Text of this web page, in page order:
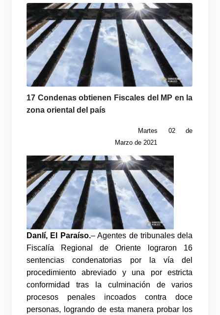
17 Condenas obtienen Fiscales del MP en la
zona oriental del país
Martes 02 de
Marzo de 2021
Danlí, El Paraíso.– Agentes de tribunales de la
Fiscalía Regional de Oriente lograron 16
sentencias condenatorias por la vía del
procedimiento abreviado y una por estricta
conformidad tras la culminación de varios
procesos penales incoados contra doce
personas, logrando de esta manera probar los